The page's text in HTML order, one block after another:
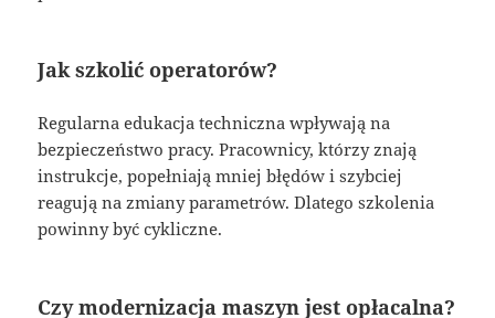
Jak szkolić operatorów?
Regularna edukacja techniczna wpływają na
bezpieczeństwo pracy. Pracownicy, którzy znają
instrukcje, popełniają mniej błędów i szybciej
reagują na zmiany parametrów. Dlatego szkolenia
powinny być cykliczne.
Czy modernizacja maszyn jest opłacalna?